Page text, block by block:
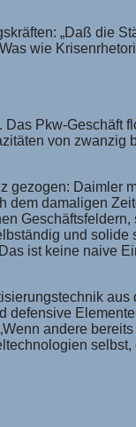
„Daß die
wie
Pkw-Geschäft
von zwanzig
gezogen: Daimler
dem damaligen
und solide
ist keine naive
defensive
andere